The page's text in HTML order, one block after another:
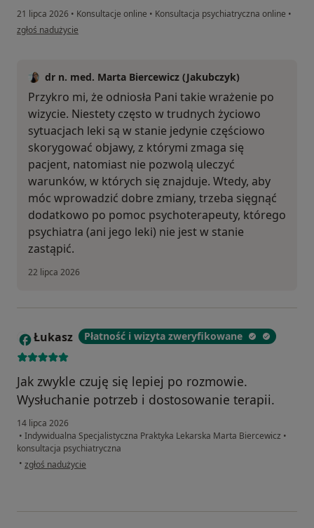
21 lipca 2026 • Konsultacje online • Konsultacja psychiatryczna online •
w opinii użytkownika Kasia
zgłoś nadużycie
dr n. med. Marta Biercewicz (Jakubczyk)
Przykro mi, że odniosła Pani takie wrażenie po
wizycie. Niestety często w trudnych życiowo
sytuacjach leki są w stanie jedynie częściowo
skorygować objawy, z którymi zmaga się
pacjent, natomiast nie pozwolą uleczyć
warunków, w których się znajduje. Wtedy, aby
móc wprowadzić dobre zmiany, trzeba sięgnąć
dodatkowo po pomoc psychoterapeuty, którego
psychiatra (ani jego leki) nie jest w stanie
zastąpić.
22 lipca 2026
Ł Łukasz Płatność i wizyta zweryfikowane
Jak zwykle czuję się lepiej po rozmowie.
Wysłuchanie potrzeb i dostosowanie terapii.
14 lipca 2026
• Indywidualna Specjalistyczna Praktyka Lekarska Marta Biercewicz •
konsultacja psychiatryczna
• w opinii użytkownika Łukasz
zgłoś nadużycie